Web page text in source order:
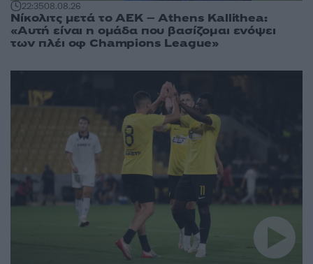
22:3508.08.26
Νίκολιτς μετά το ΑΕΚ – Athens Kallithea:
«Αυτή είναι η ομάδα που βασίζομαι ενόψει
των πλέι οφ Champions League»